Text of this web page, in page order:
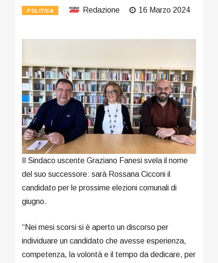
POLITICA Redazione 16 Marzo 2024
Il Sindaco uscente Graziano Fanesi svela il nome
del suo successore: sarà Rossana Cicconi il
candidato per le prossime elezioni comunali di
giugno.
“Nei mesi scorsi si è aperto un discorso per
individuare un candidato che avesse esperienza,
competenza, la volontà e il tempo da dedicare, per